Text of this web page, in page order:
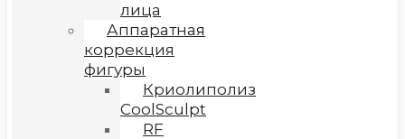
лица
Аппаратная
коррекция
фигуры
Криолиполиз
CoolSculpt
RF